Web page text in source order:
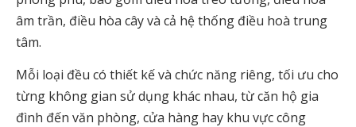
âm trần, điều hòa cây và cả hệ thống điều hoà trung
tâm.
Mỗi loại đều có thiết kế và chức năng riêng, tối ưu cho
từng không gian sử dụng khác nhau, từ căn hộ gia
đình đến văn phòng, cửa hàng hay khu vực công